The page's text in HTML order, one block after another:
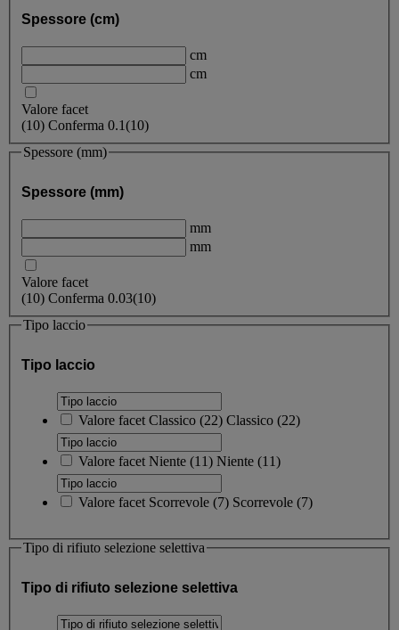
Spessore (cm)
cm
cm
Valore facet
(10) Conferma 0.1(10)
Spessore (mm)
Spessore (mm)
mm
mm
Valore facet
(10) Conferma 0.03(10)
Tipo laccio
Tipo laccio
Valore facet Classico (22) Classico (22)
Valore facet Niente (11) Niente (11)
Valore facet Scorrevole (7) Scorrevole (7)
Tipo di rifiuto selezione selettiva
Tipo di rifiuto selezione selettiva